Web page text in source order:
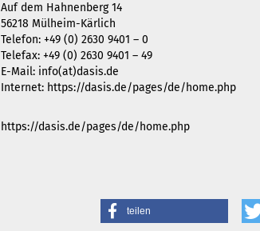
Auf dem Hahnenberg 14
56218 Mülheim-Kärlich
Telefon: +49 (0) 2630 9401 – 0
Telefax: +49 (0) 2630 9401 – 49
E-Mail: info(at)dasis.de
Internet: https://dasis.de/pages/de/home.php
https://dasis.de/pages/de/home.php
teilen